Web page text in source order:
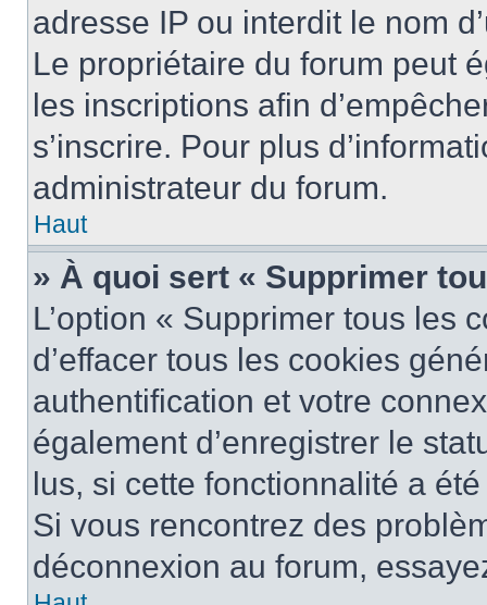
adresse IP ou interdit le nom
Le propriétaire du forum peut
les inscriptions afin
s’inscrire. Pour plus
administrateur du forum.
Haut
» À quoi sert « Supprimer
L’option « Supprimer tous les
d’effacer tous les cookies
authentification et votre
également d’enregistrer le
lus, si cette fonctionnalité a
Si vous rencontrez des
déconnexion au forum,